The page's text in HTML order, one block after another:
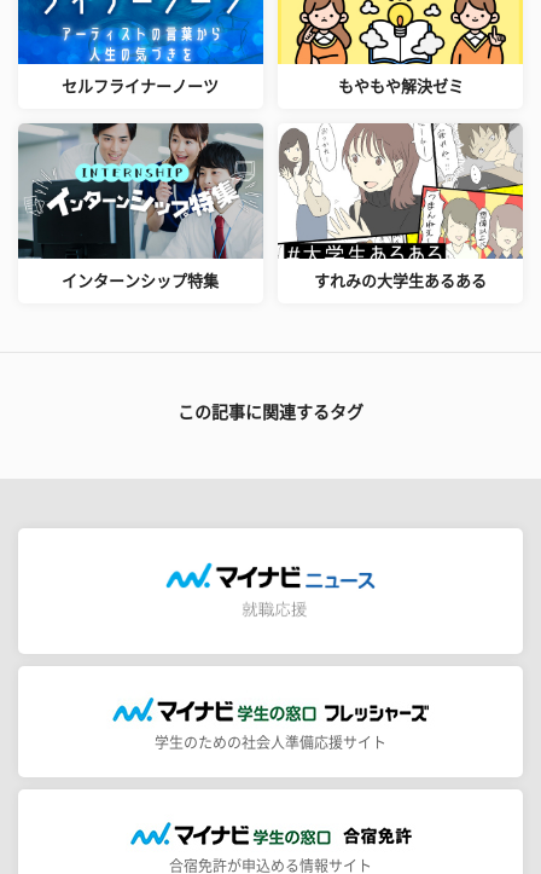
セルフライナーノーツ もやもや解決ゼミ
インターンシップ特集 すれみの大学生あるある
この記事に関連するタグ
学生のための社会人準備応援サイト
合宿免許が申込める情報サイト